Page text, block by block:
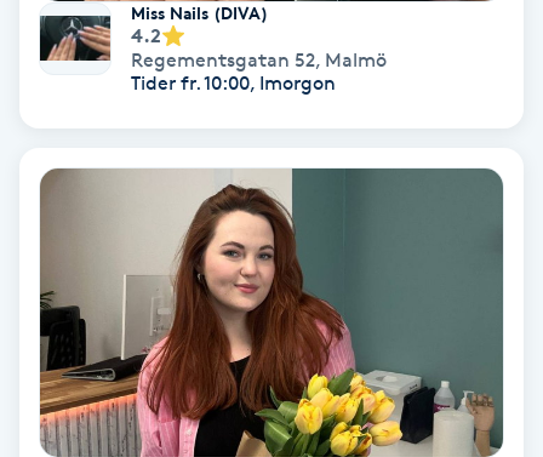
Brynplockning
Bröllopsuppsättning
Color correction
Cryoterapi
Miss Nails (DIVA)
4.2
Regementsgatan 52, Malmö
Tider fr. 10:00, Imorgon